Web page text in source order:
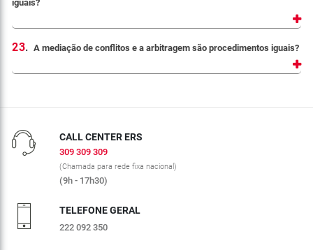
iguais?
23. A mediação de conflitos e a arbitragem são procedimentos iguais?
CALL CENTER ERS
309 309 309
(Chamada para rede fixa nacional)
(9h - 17h30)
TELEFONE GERAL
222 092 350